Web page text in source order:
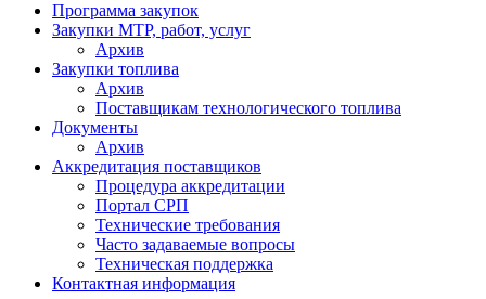
Программа закупок
Закупки МТР, работ, услуг
Архив
Закупки топлива
Архив
Поставщикам технологического топлива
Документы
Архив
Аккредитация поставщиков
Процедура аккредитации
Портал СРП
Технические требования
Часто задаваемые вопросы
Техническая поддержка
Контактная информация